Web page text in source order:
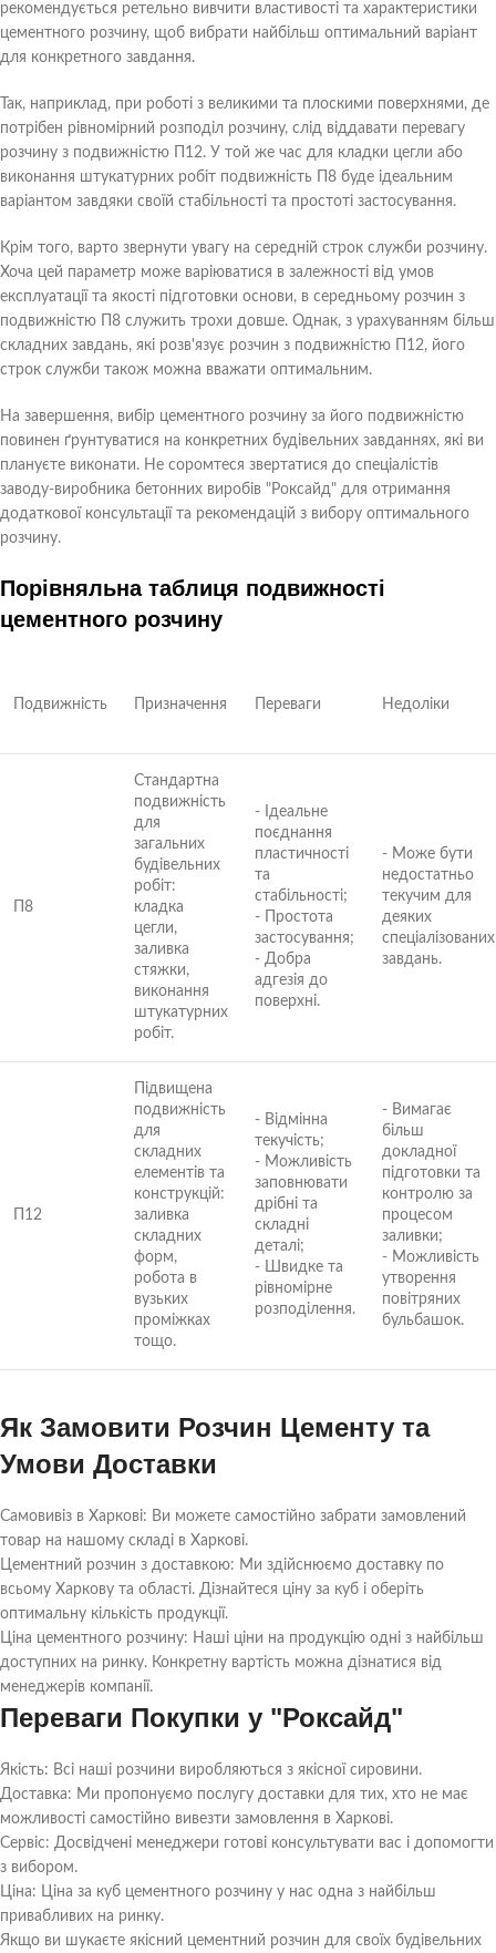
рекомендується ретельно вивчити властивості та характеристики
цементного розчину, щоб вибрати найбільш оптимальний варіант
для конкретного завдання.
Так, наприклад, при роботі з великими та плоскими поверхнями, де
потрібен рівномірний розподіл розчину, слід віддавати перевагу
розчину з подвижністю П12. У той же час для кладки цегли або
виконання штукатурних робіт подвижність П8 буде ідеальним
варіантом завдяки своїй стабільності та простоті застосування.
Крім того, варто звернути увагу на середній строк служби розчину.
Хоча цей параметр може варіюватися в залежності від умов
експлуатації та якості підготовки основи, в середньому розчин з
подвижністю П8 служить трохи довше. Однак, з урахуванням більш
складних завдань, які розв'язує розчин з подвижністю П12, його
строк служби також можна вважати оптимальним.
На завершення, вибір цементного розчину за його подвижністю
повинен ґрунтуватися на конкретних будівельних завданнях, які ви
плануєте виконати. Не соромтеся звертатися до спеціалістів
заводу-виробника бетонних виробів "Роксайд" для отримання
додаткової консультації та рекомендацій з вибору оптимального
розчину.
Порівняльна таблиця подвижності
цементного розчину
Подвижність Призначення Переваги Недоліки
П8
Стандартна
подвижність
для
загальних
будівельних
робіт:
кладка
цегли,
заливка
стяжки,
виконання
штукатурних
робіт.
- Ідеальне
поєднання
пластичності
та
стабільності;
- Простота
застосування;
- Добра
адгезія до
поверхні.
- Може бути
недостатньо
текучим для
деяких
спеціалізованих
завдань.
П12
Підвищена
подвижність
для
складних
елементів та
конструкцій:
заливка
складних
форм,
робота в
вузьких
проміжках
тощо.
- Відмінна
текучість;
- Можливість
заповнювати
дрібні та
складні
деталі;
- Швидке та
рівномірне
розподілення.
- Вимагає
більш
докладної
підготовки та
контролю за
процесом
заливки;
- Можливість
утворення
повітряних
бульбашок.
Як Замовити Розчин Цементу та
Умови Доставки
Самовивіз в Харкові: Ви можете самостійно забрати замовлений
товар на нашому складі в Харкові.
Цементний розчин з доставкою: Ми здійснюємо доставку по
всьому Харкову та області. Дізнайтеся ціну за куб і оберіть
оптимальну кількість продукції.
Ціна цементного розчину: Наші ціни на продукцію одні з найбільш
доступних на ринку. Конкретну вартість можна дізнатися від
менеджерів компанії.
Переваги Покупки у "Роксайд"
Якість: Всі наші розчини виробляються з якісної сировини.
Доставка: Ми пропонуємо послугу доставки для тих, хто не має
можливості самостійно вивезти замовлення в Харкові.
Сервіс: Досвідчені менеджери готові консультувати вас і допомогти
з вибором.
Ціна: Ціна за куб цементного розчину у нас одна з найбільш
привабливих на ринку.
Якщо ви шукаєте якісний цементний розчин для своїх будівельних